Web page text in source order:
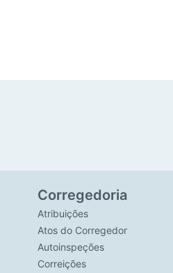
Corregedoria
Atribuições
Atos do Corregedor
Autoinspeções
Correições